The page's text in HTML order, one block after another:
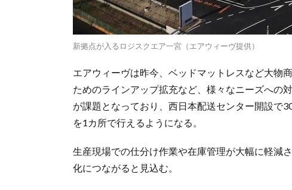
新拠点が入るロジスクエア一宮（エアウィーヴ提供）
エアウィーヴは昨今、ベッドマットレスなど大物
ためのラインアップ拡充など、様々なニーズへの
が課題となっており、西日本配送センター開設で
を1カ所で行えるようになる。
生産現場での仕分け作業や在庫管理が大幅に軽減
化につながると見込む。